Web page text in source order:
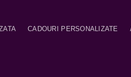
CADOURI PERSONALIZATE